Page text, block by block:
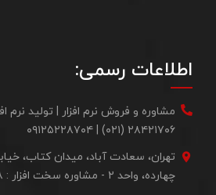
اطلاعات رسمی:
مشاوره و فروش نرم افزار | تولید نرم
۲۸۴۲۱۷۰۶ (۰۲۱) | ۰۹۱۲۵۲۲۸۷۰۴
تهران، سعادت آباد، میدان کتاب،
چهارده، واحد ۲ - مشاوره سخت افزار : ۲۲۲۴۲۶۷۸ (۰۲۱)